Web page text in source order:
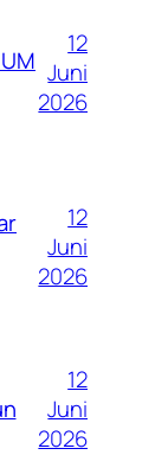
12
Juni
2026
12
Juni
2026
12
Juni
2026